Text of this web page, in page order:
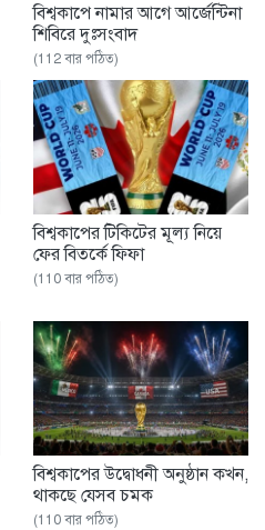
বিশ্বকাপে নামার আগে আর্জেন্টিনা
শিবিরে দুঃসংবাদ
(112 বার পঠিত)
বিশ্বকাপের টিকিটের মূল্য নিয়ে
ফের বিতর্কে ফিফা
(110 বার পঠিত)
বিশ্বকাপের উদ্বোধনী অনুষ্ঠান কখন,
থাকছে যেসব চমক
(110 বার পঠিত)